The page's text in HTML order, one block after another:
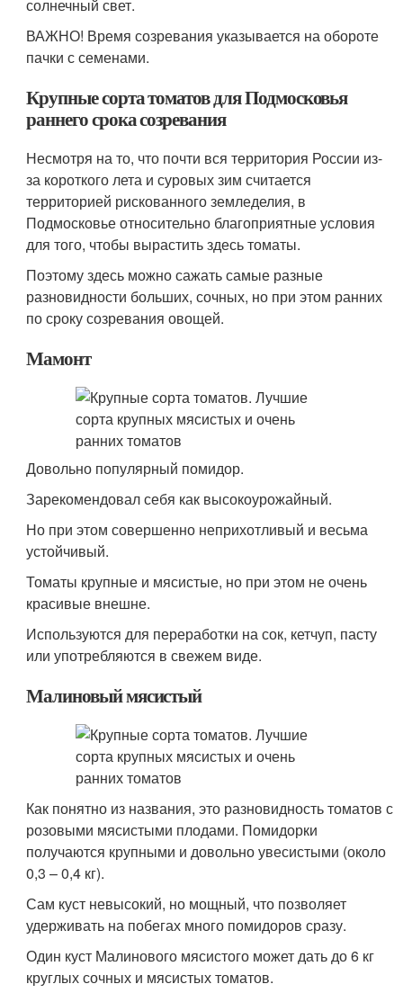
солнечный свет.
ВАЖНО! Время созревания указывается на обороте
пачки с семенами.
Крупные сорта томатов для Подмосковья
раннего срока созревания
Несмотря на то, что почти вся территория России из-
за короткого лета и суровых зим считается
территорией рискованного земледелия, в
Подмосковье относительно благоприятные условия
для того, чтобы вырастить здесь томаты.
Поэтому здесь можно сажать самые разные
разновидности больших, сочных, но при этом ранних
по сроку созревания овощей.
Мамонт
Довольно популярный помидор.
Зарекомендовал себя как высокоурожайный.
Но при этом совершенно неприхотливый и весьма
устойчивый.
Томаты крупные и мясистые, но при этом не очень
красивые внешне.
Используются для переработки на сок, кетчуп, пасту
или употребляются в свежем виде.
Малиновый мясистый
Как понятно из названия, это разновидность томатов с
розовыми мясистыми плодами. Помидорки
получаются крупными и довольно увесистыми (около
0,3 – 0,4 кг).
Сам куст невысокий, но мощный, что позволяет
удерживать на побегах много помидоров сразу.
Один куст Малинового мясистого может дать до 6 кг
круглых сочных и мясистых томатов.